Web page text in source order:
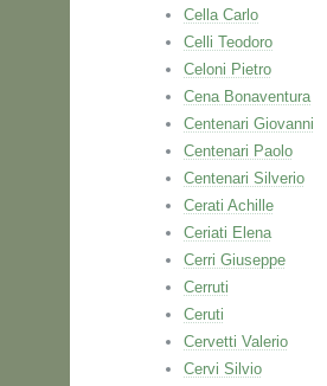
Cella Carlo
Celli Teodoro
Celoni Pietro
Cena Bonaventura
Centenari Giovanni
Centenari Paolo
Centenari Silverio
Cerati Achille
Ceriati Elena
Cerri Giuseppe
Cerruti
Ceruti
Cervetti Valerio
Cervi Silvio